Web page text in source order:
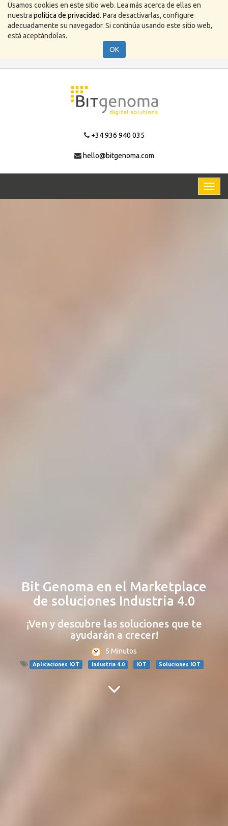
Usamos cookies en este sitio web. Lea más acerca de ellas en
nuestra política de privacidad. Para desactivarlas, configure
adecuadamente su navegador. Si continúa usando este sitio web,
está aceptándolas.
OK
+34 936 940 035
hello@bitgenoma.com
Bit Genoma en el Marketplace
de soluciones Industria 4.0
¡Ven y descubre las soluciones que te
ayudarán a crecer!
5 Minutos
Aplicaciones IOT Industria 4.0 IOT Soluciones IOT